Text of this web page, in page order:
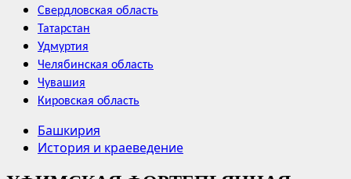
Свердловская область
Татарстан
Удмуртия
Челябинская область
Чувашия
Кировская область
Башкирия
История и краеведение